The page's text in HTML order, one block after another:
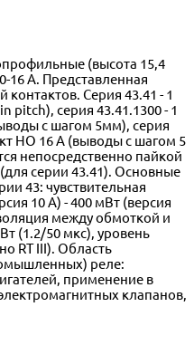
(высота 15,4
A. Представленная
контактов. Серия 43.41 - 1
pitch), серия 43.41.1300 - 1
с шагом 5мм), серия
НО 16 A (выводы с шагом 5
непосредственно пайкой
(для серии 43.41). Основные
43: чувствительная
10 A) - 400 мВт (версия
между обмоткой и
(1.2/50 мкс), уровень
RT III). Область
реле:
применение в
клапанов,